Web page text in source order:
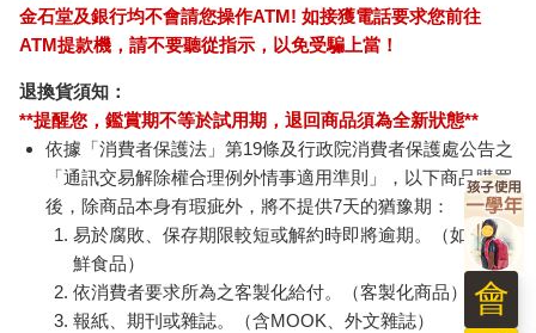
金石堂及銀行均不會請您操作ATM! 如接獲電話要求您前往
ATM提款機，請不要聽從指示，以免受騙上當！
退換貨須知：
**提醒您，鑑賞期不等於試用期，退回商品須為全新狀態**
依據「消費者保護法」第19條及行政院消費者保護處公告之
「通訊交易解除權合理例外情事適用準則」，以下商品購買
後，除商品本身有瑕疵外，將不提供7天的猶豫期：
易於腐敗、保存期限較短或解約時即將逾期。（如：生
鮮食品）
依消費者要求所為之客製化給付。（客製化商品）
報紙、期刊或雜誌。（含MOOK、外文雜誌）
會